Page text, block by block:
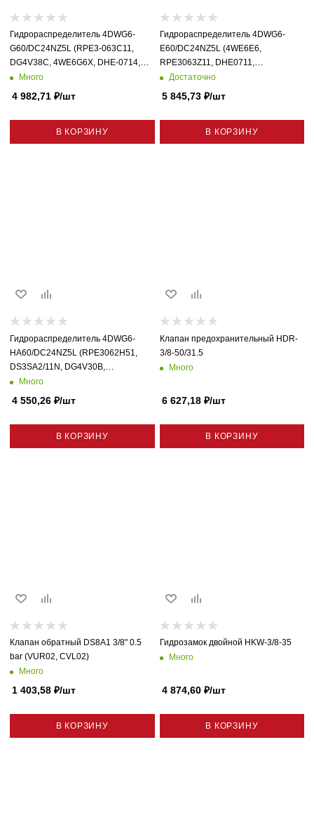
Гидрораспределитель 4DWG6-
G60/DC24NZ5L (RPE3-063C11,
DG4V38C, 4WE6G6X, DHE-0714,
D1VW009CNJW) схема 64
Много
4 982,71 ₽/шт
В КОРЗИНУ
Гидрораспределитель 4DWG6-
E60/DC24NZ5L (4WE6E6,
RPE3063Z11, DHE0711,
D1VW001CNJW, AD3E01C) Схема
44
Достаточно
5 845,73₽/шт
В КОРЗИНУ
Гидрораспределитель 4DWG6-
HA60/DC24NZ5L (RPE3062H51,
DS3SA2/11N, DG4V30B,
4WE6HA6X, DHE-0610,
D1VW002ECNJW, AD3E02EM,
DSG012B3B) Схема 14В Открыто
Много
4 550,26 ₽/шт
В КОРЗИНУ
Клапан предохранительный HDR-
3/8-50/31.5
Много
6 627,18₽/шт
В КОРЗИНУ
Клапан обратный DS8A1 3/8" 0.5
bar (VUR02, CVL02)
Много
1 403,58 ₽/шт
В КОРЗИНУ
Гидрозамок двойной HKW-3/8-35
Много
4 874,60₽/шт
В КОРЗИНУ